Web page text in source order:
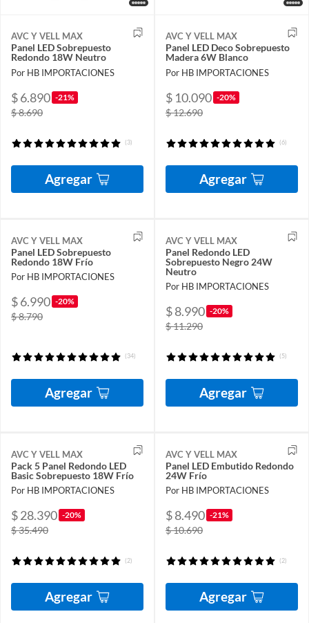
AVC Y VELL MAX
Panel LED Sobrepuesto
Redondo 18W Neutro
Por HB IMPORTACIONES
$ 6.890 -21%
$ 8.690
(3)
Agregar
AVC Y VELL MAX
Panel LED Deco Sobrepuesto
Madera 6W Blanco
Por HB IMPORTACIONES
$ 10.090 -20%
$ 12.690
(6)
Agregar
AVC Y VELL MAX
Panel LED Sobrepuesto
Redondo 18W Frío
Por HB IMPORTACIONES
$ 6.990 -20%
$ 8.790
(34)
Agregar
AVC Y VELL MAX
Panel Redondo LED
Sobrepuesto Negro 24W
Neutro
Por HB IMPORTACIONES
$ 8.990 -20%
$ 11.290
(5)
Agregar
AVC Y VELL MAX
Pack 5 Panel Redondo LED
Basic Sobrepuesto 18W Frío
Por HB IMPORTACIONES
$ 28.390 -20%
$ 35.490
(2)
Agregar
AVC Y VELL MAX
Panel LED Embutido Redondo
24W Frío
Por HB IMPORTACIONES
$ 8.490 -21%
$ 10.690
(2)
Agregar